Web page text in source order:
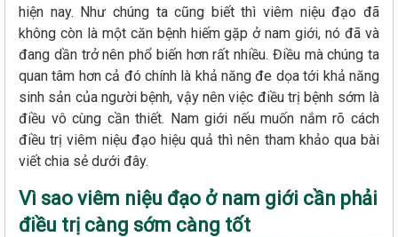
hiện nay. Như chúng ta cũng biết thì viêm niệu đạo đã
không còn là một căn bệnh hiếm gặp ở nam giới, nó đã và
đang dần trở nên phổ biến hơn rất nhiều. Điều mà chúng ta
quan tâm hơn cả đó chính là khả năng đe dọa tới khả năng
sinh sản của người bệnh, vậy nên việc điều trị bệnh sớm là
điều vô cùng cần thiết. Nam giới nếu muốn nắm rõ cách
điều trị viêm niệu đạo hiệu quả thì nên tham khảo qua bài
viết chia sẻ dưới đây.
Vì sao viêm niệu đạo ở nam giới cần phải
điều trị càng sớm càng tốt